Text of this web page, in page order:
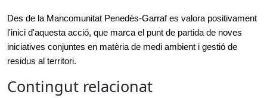
Des de la Mancomunitat Penedès‑Garraf es valora positivament
l'inici d'aquesta acció, que marca el punt de partida de noves
iniciatives conjuntes en matèria de medi ambient i gestió de
residus al territori.
Contingut relacionat